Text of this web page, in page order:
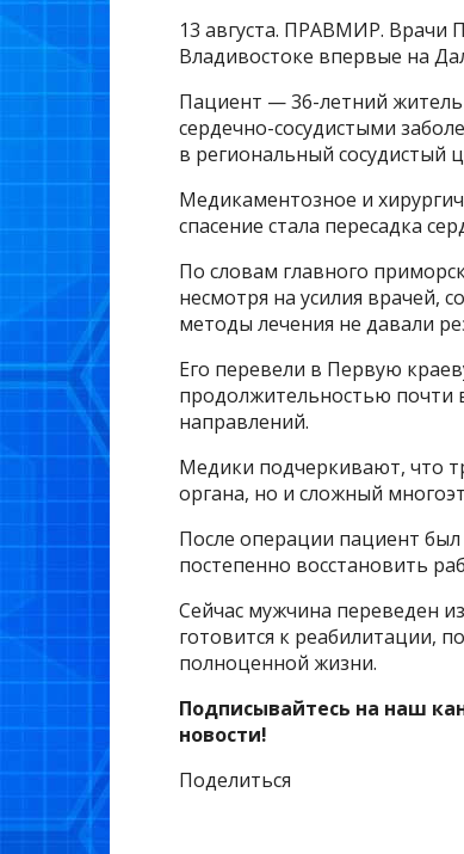
13 августа. ПРАВМИР. Врачи
Владивостоке впервые на
Пациент — 36-летний
сердечно-сосудистыми
в региональный сосудистый
Медикаментозное и
спасение стала пересадка
По словам главного
несмотря на усилия врачей,
методы лечения не давали
Его перевели в Первую
продолжительностью почти
направлений.
Медики подчеркивают, что
органа, но и сложный
После операции пациент
постепенно восстановить
Сейчас мужчина переведен
готовится к реабилитации,
полноценной жизни.
Подписывайтесь на наш
новости!
Поделиться